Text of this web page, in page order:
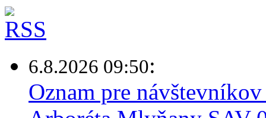
6.8.2026 09:50:
Oznam pre